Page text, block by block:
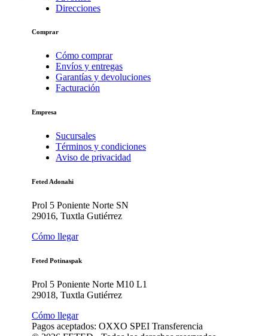
Direcciones
Comprar
Cómo comprar
Envíos y entregas
Garantías y devoluciones
Facturación
Empresa
Sucursales
Términos y condiciones
Aviso de privacidad
Feted Adonahi
Prol 5 Poniente Norte SN
29016, Tuxtla Gutiérrez
Cómo llegar
Feted Potinaspak
Prol 5 Poniente Norte M10 L1
29018, Tuxtla Gutiérrez
Cómo llegar
Pagos aceptados: OXXO SPEI Transferencia